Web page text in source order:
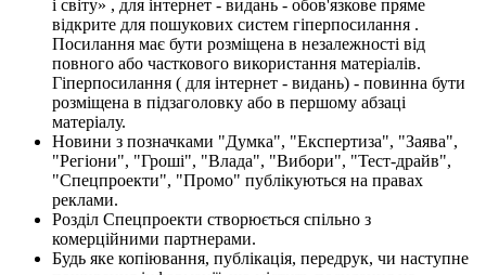
і світу» , для інтернет - видань - обов'язкове пряме
відкрите для пошукових систем гіперпосилання .
Посилання має бути розміщена в незалежності від
повного або часткового використання матеріалів.
Гіперпосилання ( для інтернет - видань) - повинна бути
розміщена в підзаголовку або в першому абзаці
матеріалу.
Новини з позначками "Думка", "Експертиза", "Заява",
"Регіони", "Гроші", "Влада", "Вибори", "Тест-драйв",
"Спецпроекти", "Промо" публікуються на правах
реклами.
Розділ Спецпроекти створюється спільно з
комерційними партнерами.
Будь яке копіювання, публікація, передрук, чи наступне